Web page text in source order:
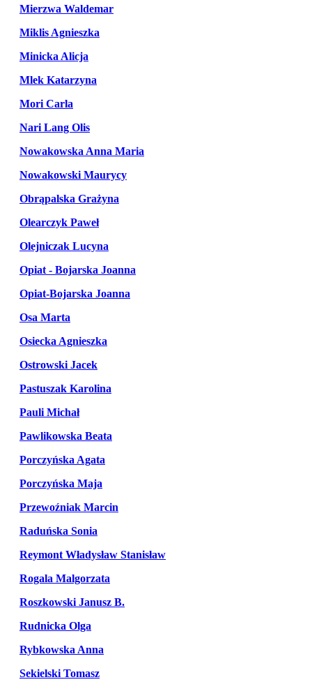
Mierzwa Waldemar
Miklis Agnieszka
Minicka Alicja
Mlek Katarzyna
Mori Carla
Nari Lang Olis
Nowakowska Anna Maria
Nowakowski Maurycy
Obrąpalska Grażyna
Olearczyk Paweł
Olejniczak Lucyna
Opiat - Bojarska Joanna
Opiat-Bojarska Joanna
Osa Marta
Osiecka Agnieszka
Ostrowski Jacek
Pastuszak Karolina
Pauli Michał
Pawlikowska Beata
Porczyńska Agata
Porczyńska Maja
Przewoźniak Marcin
Raduńska Sonia
Reymont Władysław Stanisław
Rogala Malgorzata
Roszkowski Janusz B.
Rudnicka Olga
Rybkowska Anna
Sekielski Tomasz